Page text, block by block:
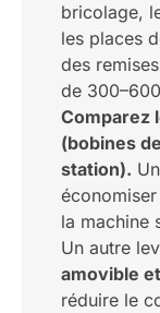
bricolage,
les places
des
de
Comparez
(bobines
station).
la machine
Un autre
amovible
réduire le